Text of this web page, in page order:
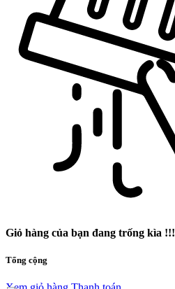
Giỏ hàng của bạn đang trống kìa !!!
Tổng cộng